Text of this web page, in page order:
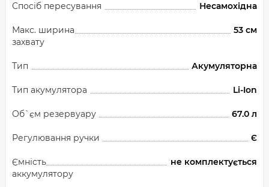
Спосіб пересування Несамохідна
Макс. ширина
захвату
53 см
Тип Акумуляторна
Тип акумулятора Li-Ion
Об`єм резервуару 67.0 л
Регулювання ручки Є
Ємність
аккумулятору
не комплектується